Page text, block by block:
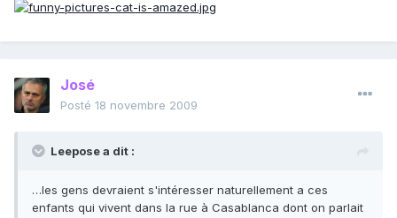
José
Posté 18 novembre 2009
Leepose a dit :
…les gens devraient s'intéresser naturellement a ces
enfants qui vivent dans la rue à Casablanca dont on parlait